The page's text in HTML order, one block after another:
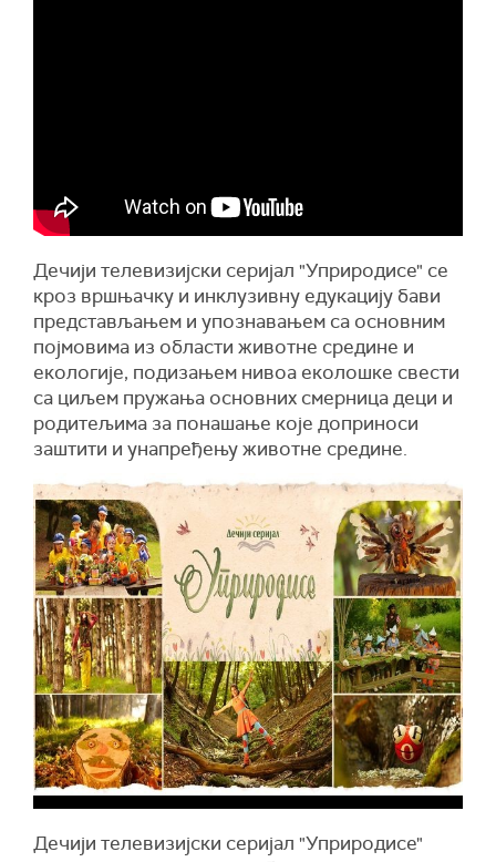
Дечији телевизијски серијал "Уприродисе" се
кроз вршњачку и инклузивну едукацију бави
представљањем и упознавањем са основним
појмовима из области животне средине и
екологије, подизањем нивоа еколошке свести
са циљем пружања основних смерница деци и
родитељима за понашање које доприноси
заштити и унапређењу животне средине.
Дечији телевизијски серијал "Уприродисе"